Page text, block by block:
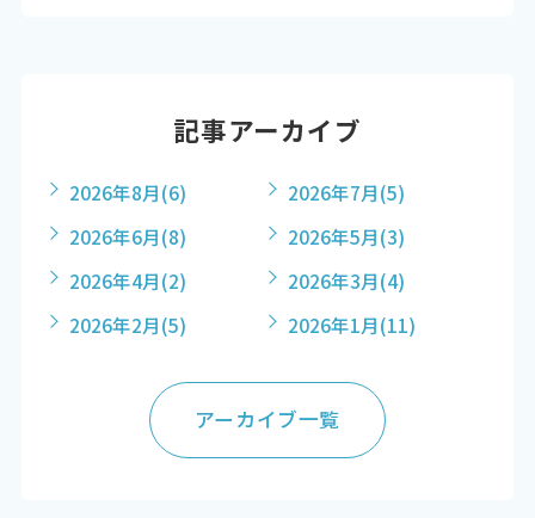
記事アーカイブ
2026年8月(6) 2026年7月(5)
2026年6月(8) 2026年5月(3)
2026年4月(2) 2026年3月(4)
2026年2月(5) 2026年1月(11)
アーカイブ一覧